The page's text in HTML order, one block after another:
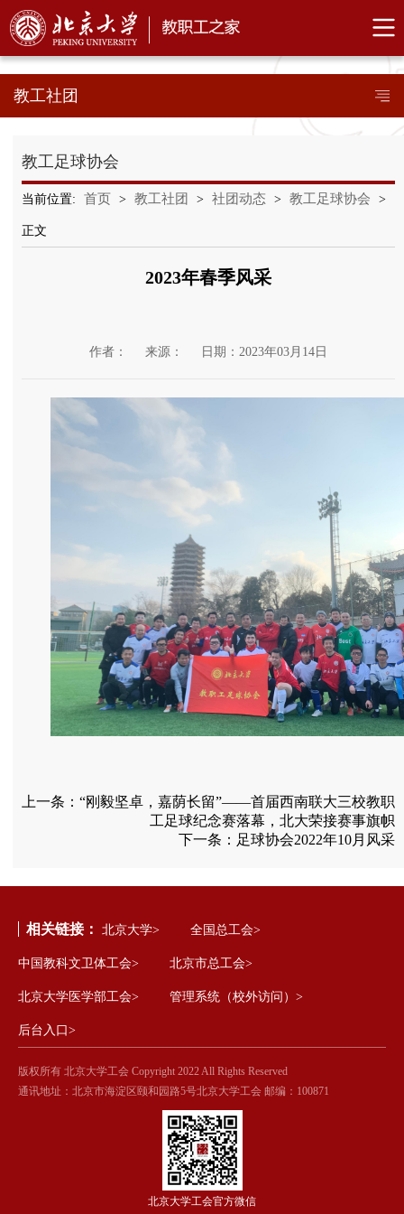
教工社团
教工足球协会
当前位置: 首页 > 教工社团 > 社团动态 > 教工足球协会 >
正文
2023年春季风采
作者： 来源： 日期：2023年03月14日
上一条： “刚毅坚卓，嘉荫长留”——首届西南联大三校教职
工足球纪念赛落幕，北大荣接赛事旗帜
下一条： 足球协会2022年10月风采
相关链接： 北京大学> 全国总工会>
中国教科文卫体工会> 北京市总工会>
北京大学医学部工会> 管理系统（校外访问）>
后台入口>
版权所有 北京大学工会 Copyright 2022 All Rights Reserved
通讯地址：北京市海淀区颐和园路5号北京大学工会 邮编：100871
北京大学工会官方微信